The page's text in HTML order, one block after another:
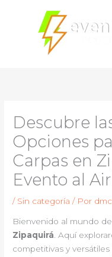
contenido
Descubre
Opciones
Carpas en
Evento al
/ Sin categoría / Por
Bienvenido al mundo
Zipaquirá. Aquí
competitivas y